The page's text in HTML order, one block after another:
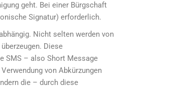
geht. Bei einer Bürgschaft
Signatur) erforderlich.
Nicht selten werden von
Diese
SMS – also Short Message
von Abkürzungen
die – durch diese